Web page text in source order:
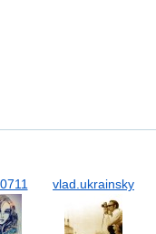
vlad.ukrainsky